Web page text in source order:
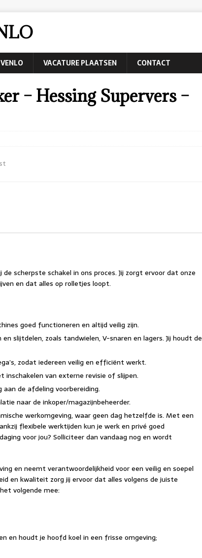
VACATURE PLAATSEN CONTACT
– Hessing Supervers –
scherpste schakel in ons proces. Jij zorgt ervoor dat onze
en dat alles op rolletjes loopt.
goed functioneren en altijd veilig zijn.
slijtdelen, zoals tandwielen, V-snaren en lagers. Jij houdt de
zodat iedereen veilig en efficiënt werkt.
inschakelen van externe revisie of slijpen.
de afdeling voorbereiding.
naar de inkoper/magazijnbeheerder.
werkomgeving, waar geen dag hetzelfde is. Met een
flexibele werktijden kun je werk en privé goed
voor jou? Solliciteer dan vandaag nog en wordt
en neemt verantwoordelijkheid voor een veilig en soepel
en kwaliteit zorg jij ervoor dat alles volgens de juiste
volgende mee:
en houdt je hoofd koel in een frisse omgeving;